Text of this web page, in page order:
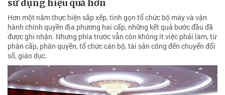
sử dụng hiệu quả hơn
Hơn một năm thực hiện sắp xếp, tinh gọn tổ chức bộ máy và vận
hành chính quyền địa phương hai cấp, những kết quả bước đầu đã
được ghi nhận. Nhưng phía trước vẫn còn không ít việc phải làm, từ
phân cấp, phân quyền, tổ chức cán bộ, tài sản công đến chuyển đổi
số, giáo dục.